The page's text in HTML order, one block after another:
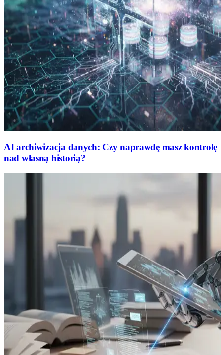
AI archiwizacja danych: Czy naprawdę masz kontrolę
nad własną historią?